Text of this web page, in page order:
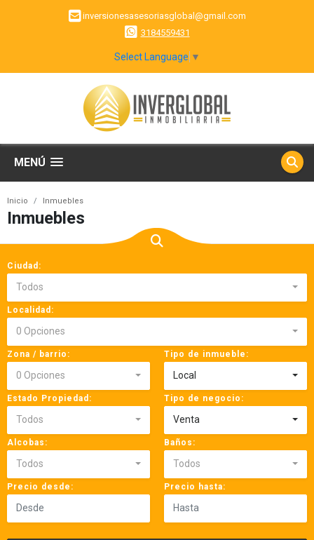
inversionesasesoriasglobal@gmail.com
3184559431
Select Language ▼
MENÚ
Inicio Inmuebles
Inmuebles
Ciudad:
Todos
Localidad:
0 Opciones
Zona / barrio:
0 Opciones
Tipo de inmueble:
Local
Estado Propiedad:
Todos
Tipo de negocio:
Venta
Alcobas:
Todos
Baños:
Todos
Precio desde: Precio hasta: